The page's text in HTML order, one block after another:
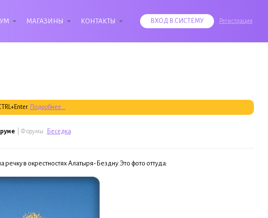
МАГАЗИНЫ КОНТАКТЫ ВХОД В СИСТЕМУ Регистрация
Подробнее...
| Форумы: Беседка
в окрестностях Алатыря-Бездну.Это фото оттуда: